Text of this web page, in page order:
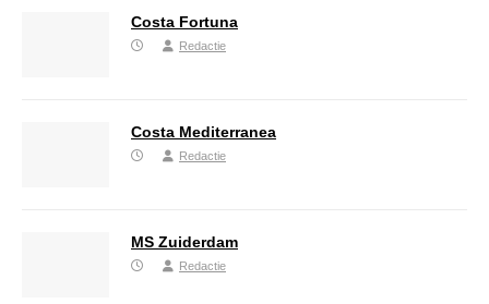
Costa Fortuna
Redactie
Costa Mediterranea
Redactie
MS Zuiderdam
Redactie